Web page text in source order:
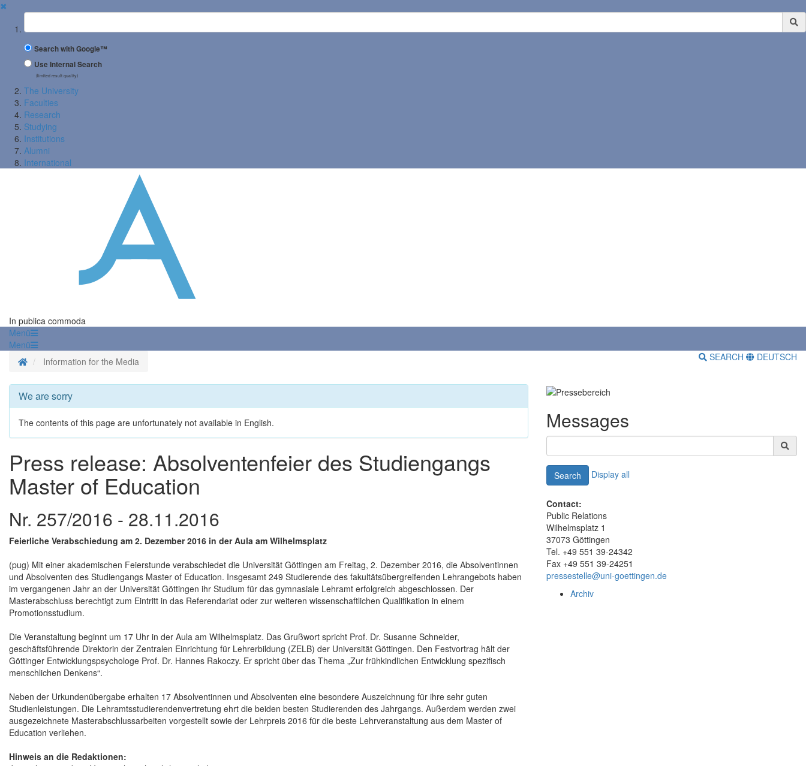
✖
Suchbegriff
Search with Google™
Use Internal Search
(limited result quality)
The University
Faculties
Research
Studying
Institutions
Alumni
International
In publica commoda
Menü
Menü
Homepage
Information for the Media SEARCH DEUTSCH
We are sorry
The contents of this page are unfortunately not available in English.
Press release: Absolventenfeier des Studiengangs
Master of Education
Nr. 257/2016 - 28.11.2016
Feierliche Verabschiedung am 2. Dezember 2016 in der Aula am Wilhelmsplatz
(pug) Mit einer akademischen Feierstunde verabschiedet die Universität Göttingen am Freitag, 2. Dezember 2016, die Absolventinnen
und Absolventen des Studiengangs Master of Education. Insgesamt 249 Studierende des fakultätsübergreifenden Lehrangebots haben
im vergangenen Jahr an der Universität Göttingen ihr Studium für das gymnasiale Lehramt erfolgreich abgeschlossen. Der
Masterabschluss berechtigt zum Eintritt in das Referendariat oder zur weiteren wissenschaftlichen Qualifikation in einem
Promotionsstudium.
Die Veranstaltung beginnt um 17 Uhr in der Aula am Wilhelmsplatz. Das Grußwort spricht Prof. Dr. Susanne Schneider,
geschäftsführende Direktorin der Zentralen Einrichtung für Lehrerbildung (ZELB) der Universität Göttingen. Den Festvortrag hält der
Göttinger Entwicklungspsychologe Prof. Dr. Hannes Rakoczy. Er spricht über das Thema „Zur frühkindlichen Entwicklung spezifisch
menschlichen Denkens“.
Neben der Urkundenübergabe erhalten 17 Absolventinnen und Absolventen eine besondere Auszeichnung für ihre sehr guten
Studienleistungen. Die Lehramtsstudierendenvertretung ehrt die beiden besten Studierenden des Jahrgangs. Außerdem werden zwei
ausgezeichnete Masterabschlussarbeiten vorgestellt sowie der Lehrpreis 2016 für die beste Lehrveranstaltung aus dem Master of
Education verliehen.
Hinweis an die Redaktionen:
Messages
Search Display all
Contact:
Public Relations
Wilhelmsplatz 1
37073 Göttingen
Tel. +49 551 39-24342
Fax +49 551 39-24251
pressestelle@uni-goettingen.de
Archiv